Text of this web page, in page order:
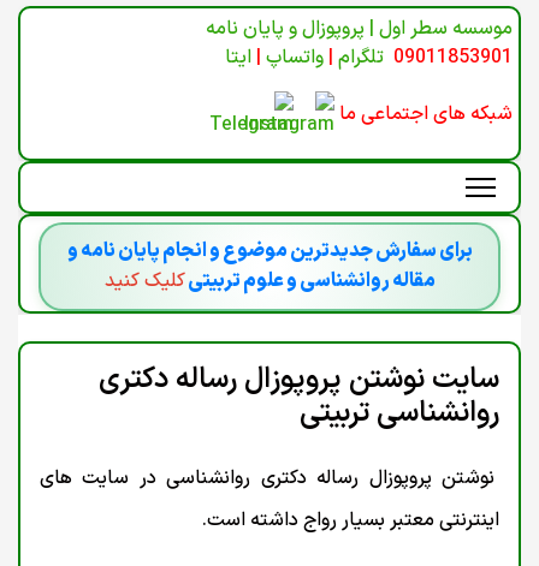
موسسه سطر اول | پروپوزال و پایان نامه
09011853901 تلگرام | واتساپ | ایتا
شبکه های اجتماعی ما
برای سفارش جدیدترین موضوع و انجام پایان نامه و
مقاله روانشناسی و علوم تربیتیکلیک کنید
سایت نوشتن پروپوزال رساله دکتری
روانشناسی تربیتی
نوشتن پروپوزال رساله دکتری روانشناسی در سایت های
اینترنتی معتبر بسیار رواج داشته است.